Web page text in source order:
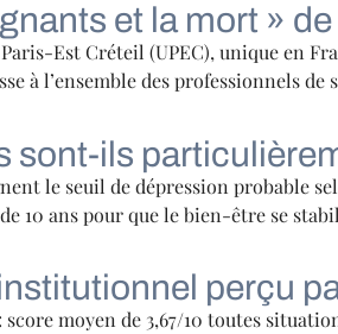
et la mort »
Est Créteil (UPEC), unique en
à l’ensemble des professionnels de
sont-ils
le seuil de dépression probable
10 ans pour que le bien-être se
perçu
moyen de 3,67/10 toutes